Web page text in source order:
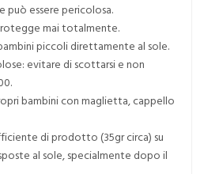
può essere pericolosa.
mai totalmente.
piccoli direttamente al sole.
evitare di scottarsi e non
bambini con maglietta, cappello
di prodotto (35gr circa) su
al sole, specialmente dopo il